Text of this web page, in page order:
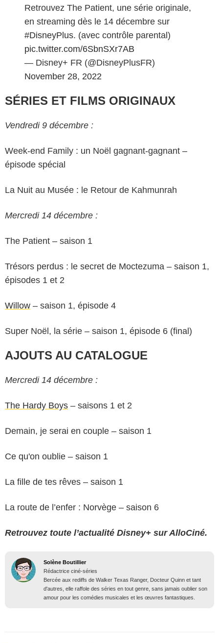
Retrouvez The Patient, une série originale,
en streaming dès le 14 décembre sur
#DisneyPlus. (avec contrôle parental)
pic.twitter.com/6SbnSXr7AB
— Disney+ FR (@DisneyPlusFR)
November 28, 2022
SÉRIES ET FILMS ORIGINAUX
Vendredi 9 décembre :
Week-end Family : un Noël gagnant-gagnant –
épisode spécial
La Nuit au Musée : le Retour de Kahmunrah
Mercredi 14 décembre :
The Patient – saison 1
Trésors perdus : le secret de Moctezuma – saison 1,
épisodes 1 et 2
Willow – saison 1, épisode 4
Super Noël, la série – saison 1, épisode 6 (final)
AJOUTS AU CATALOGUE
Mercredi 14 décembre :
The Hardy Boys – saisons 1 et 2
Demain, je serai en couple – saison 1
Ce qu'on oublie – saison 1
La fille de tes rêves – saison 1
La route de l’enfer : Norvège – saison 6
Retrouvez toute l’actualité Disney+ sur AlloCiné.
Solène Boutillier
Rédactrice ciné-séries
Bercée aux rediffs de Walker Texas Ranger, Docteur Quinn et tant
d'autres, elle raffole des séries en tout genre, sans jamais oublier son
amour pour les comédies musicales et les œuvres fantastiques.